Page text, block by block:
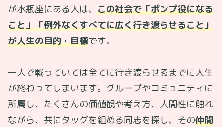
が水瓶座にある人は、 この社会で「ポンプ役になる
こと」「例外なくすべてに広く行き渡らせること」
が人生の目的・目標です。
一人で戦っていては全てに行き渡らせるまでに人生
が終わってしまいます。グループやコミュニティに
所属し、たくさんの価値観や考え方、人間性に触れ
ながら、共にタッグを組める同志を探し、その仲間